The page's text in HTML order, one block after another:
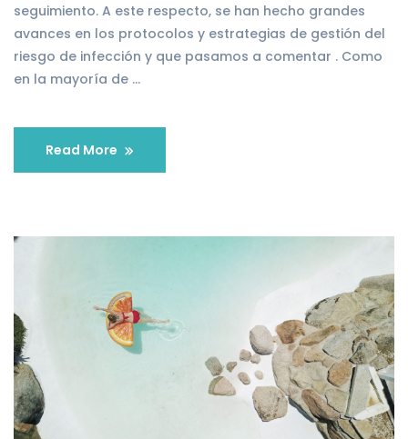
seguimiento. A este respecto, se han hecho grandes
avances en los protocolos y estrategias de gestión del
riesgo de infección y que pasamos a comentar . Como
en la mayoría de …
Read More